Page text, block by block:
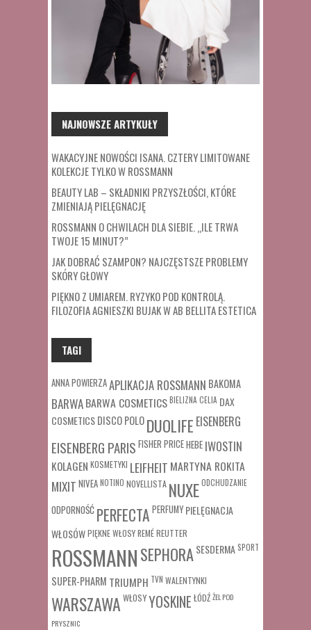
NAJNOWSZE ARTYKUŁY
WAKACYJNE NOWOŚCI ISANA. CZTERY LIMITOWANE
KOLEKCJE TYLKO W ROSSMANN
BEAUTY LAB – SKŁADNIKI PRZYSZŁOŚCI, KTÓRE
ZMIENIAJĄ PIELĘGNACJĘ
ROSSMANN O CHWILACH DLA SIEBIE. „ILE TRWA
TWOJE 15 MINUT?”
JAK DOBRAĆ SZAMPON? NAJCZĘSTSZE PROBLEMY
SKÓRY GŁOWY
PIĘKNO Z UMIAREM. RYZYKO POD KONTROLĄ.
FILOZOFIA AGNIESZKI BUJAK W AB BELLITA ESTETICA
TAGI
ANNA POWIERZAAPLIKACJA ROSSMANN BAKOMA
BARWABARWA COSMETICSBIELIZNACELIA DAX
COSMETICSDISCO POLODUOLIFE EISENBERG
EISENBERG PARIS FISHER PRICEHEBE IWOSTIN
KOLAGEN KOSMETYKI LEIFHEIT MARTYNA ROKITA
MIXIT NIVEANOTINO NOVELLISTA NUXEODCHUDZANIE
ODPORNOŚĆ PERFECTA PERFUMY PIELĘGNACJA
WŁOSÓWPIĘKNE WŁOSYREMÉREUTTER
ROSSMANNSEPHORASESDERMA SPORT
SUPER-PHARM TRIUMPH TVN WALENTYNKI
WARSZAWA WŁOSYYOSKINE ŁÓDŹŻEL POD
PRYSZNIC